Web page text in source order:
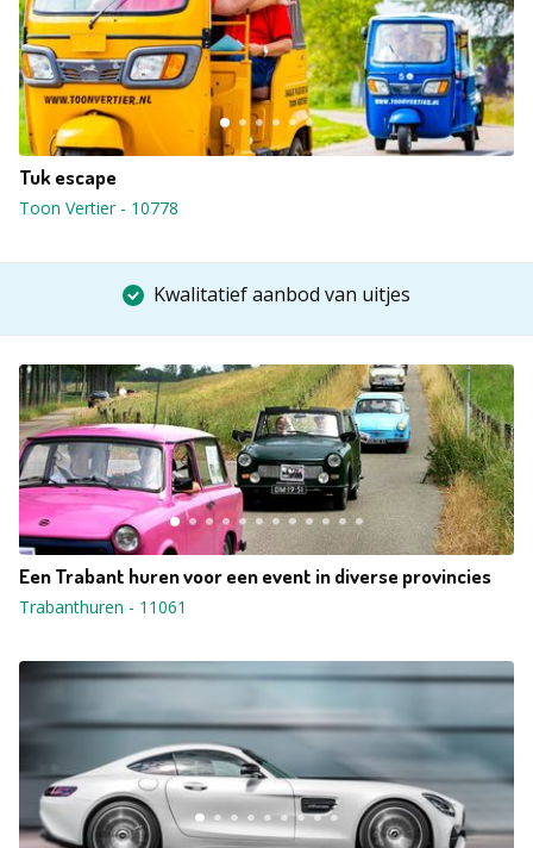
Tuk escape
Toon Vertier- 10778
Kwalitatief aanbod van uitjes
Een Trabant huren voor een event in diverse provincies
Trabanthuren - 11061